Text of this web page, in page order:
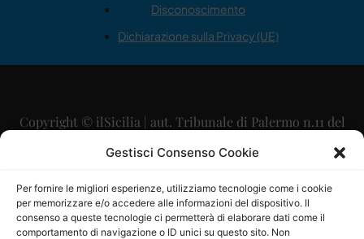
Gestisci Consenso Cookie
Per fornire le migliori esperienze, utilizziamo tecnologie come i cookie
per memorizzare e/o accedere alle informazioni del dispositivo. Il
consenso a queste tecnologie ci permetterà di elaborare dati come il
comportamento di navigazione o ID unici su questo sito. Non
Disconoscimento
Dichiarazione sulla Privacy (UE)
Copyright © ilSicilia | aut. Tribunale di Palermo n.11 del
29/09/2015
Direttore Editoriale: Maurizio Scaglione